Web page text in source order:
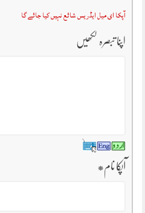
آپکا ای میل ایڈریس شائع نہیں کیا جائے گا
اپنا تبصرہ لکھیں
آپکا نام*